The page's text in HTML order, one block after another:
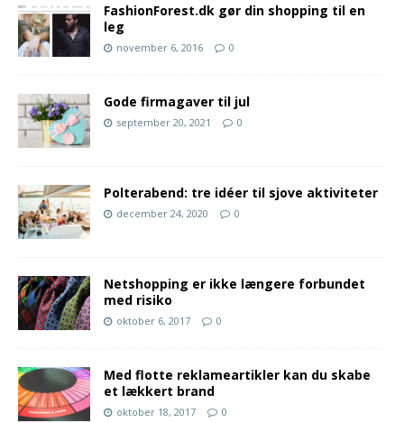
FashionForest.dk gør din shopping til en
leg
november 6, 2016 0
Gode firmagaver til jul
september 20, 2021 0
Polterabend: tre idéer til sjove aktiviteter
december 24, 2020 0
Netshopping er ikke længere forbundet
med risiko
oktober 6, 2017 0
Med flotte reklameartikler kan du skabe
et lækkert brand
oktober 18, 2017 0